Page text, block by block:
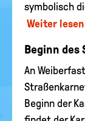
symbolisch
Weiter lesen
Beginn
An
Beginn der